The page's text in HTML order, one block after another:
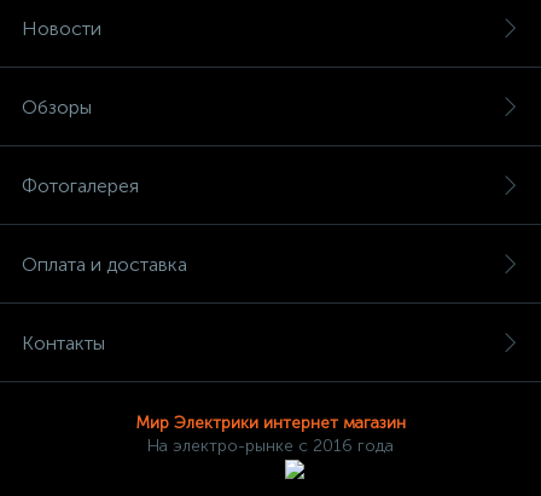
Новости
Обзоры
Фотогалерея
Оплата и доставка
Контакты
Мир Электрики интернет магазин
На электро-рынке с 2016 года